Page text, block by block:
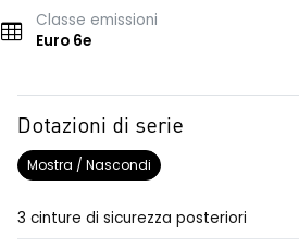
Classe emissioni
Euro 6e
Dotazioni di serie
Mostra / Nascondi
3 cinture di sicurezza posteriori